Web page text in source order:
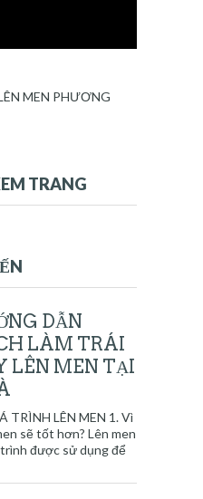
MEN PHƯƠNG
TRANG
DẪN
LÀM TRÁI
LÊN MEN TẠI
TRÌNH LÊN MEN 1. Vì
sẽ tốt hơn? Lên men
được sử dụng để